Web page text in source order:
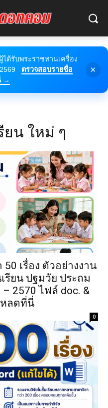
ได้รับพระราชทานเครื่อง
ตรวจสอบรายชื่อ
→
×
ยน ใหม่ ๆ
เรื่อง ตัวอย่างงาน
รียน ปฐมวัย ประถม
2570 ไฟล์ doc. &
หลดที่นี่
0